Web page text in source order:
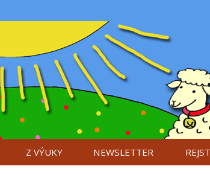
Z VÝUKY NEWSLETTER